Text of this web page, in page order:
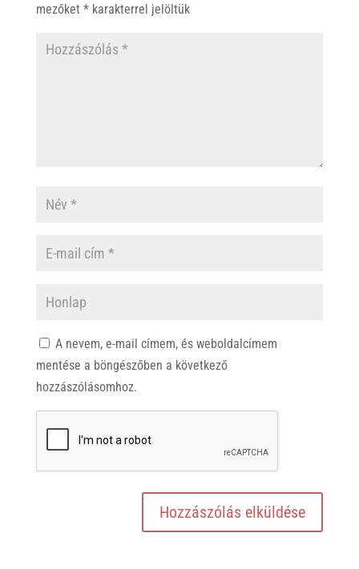
mezőket *karakterrel jelöltük
A nevem, e-mail címem, és weboldalcímem
mentése a böngészőben a következő
hozzászólásomhoz.